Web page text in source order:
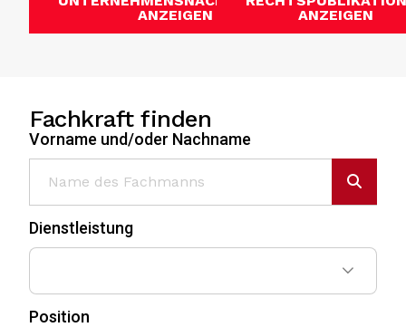
ANZEIGEN
ANZEIGEN
Fachkraft finden
Vorname und/oder Nachname
Dienstleistung
Position